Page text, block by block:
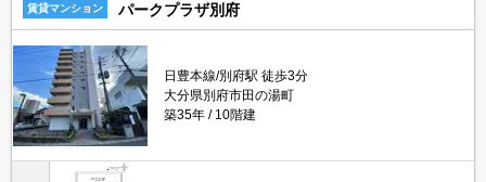
賃貸マンション パークプラザ別府
日豊本線/別府駅 徒歩3分
大分県別府市田の湯町
築35年
10階建